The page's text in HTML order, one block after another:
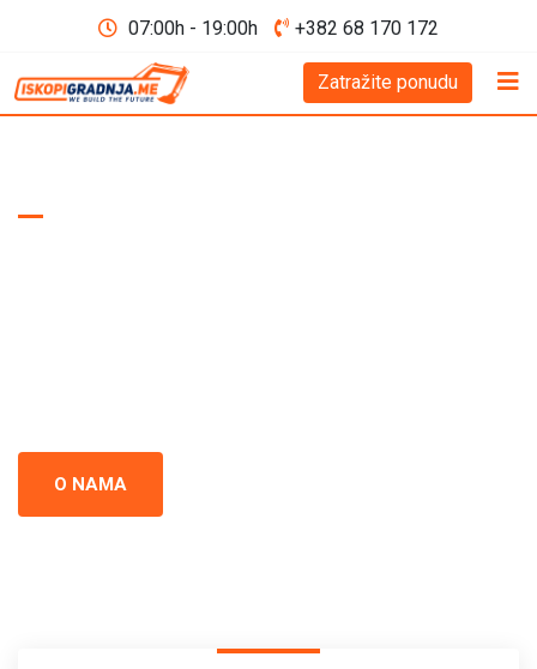
07:00h - 19:00h +382 68 170 172
Zatražite ponudu
O NAMA